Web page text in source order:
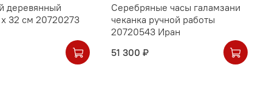
деревянный
32 см 20720273
Серебряные часы галамзани
чеканка ручной работы
20720543 Иран
51 300 ₽